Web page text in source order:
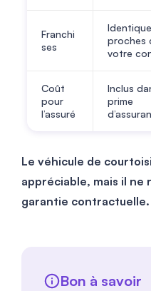
Franchi
ses
proches
votre
Coût
pour
l’assuré
Inclus
prime
Le véhicule de
appréciable, mais il ne
garantie contractuelle.
Bon à savoir